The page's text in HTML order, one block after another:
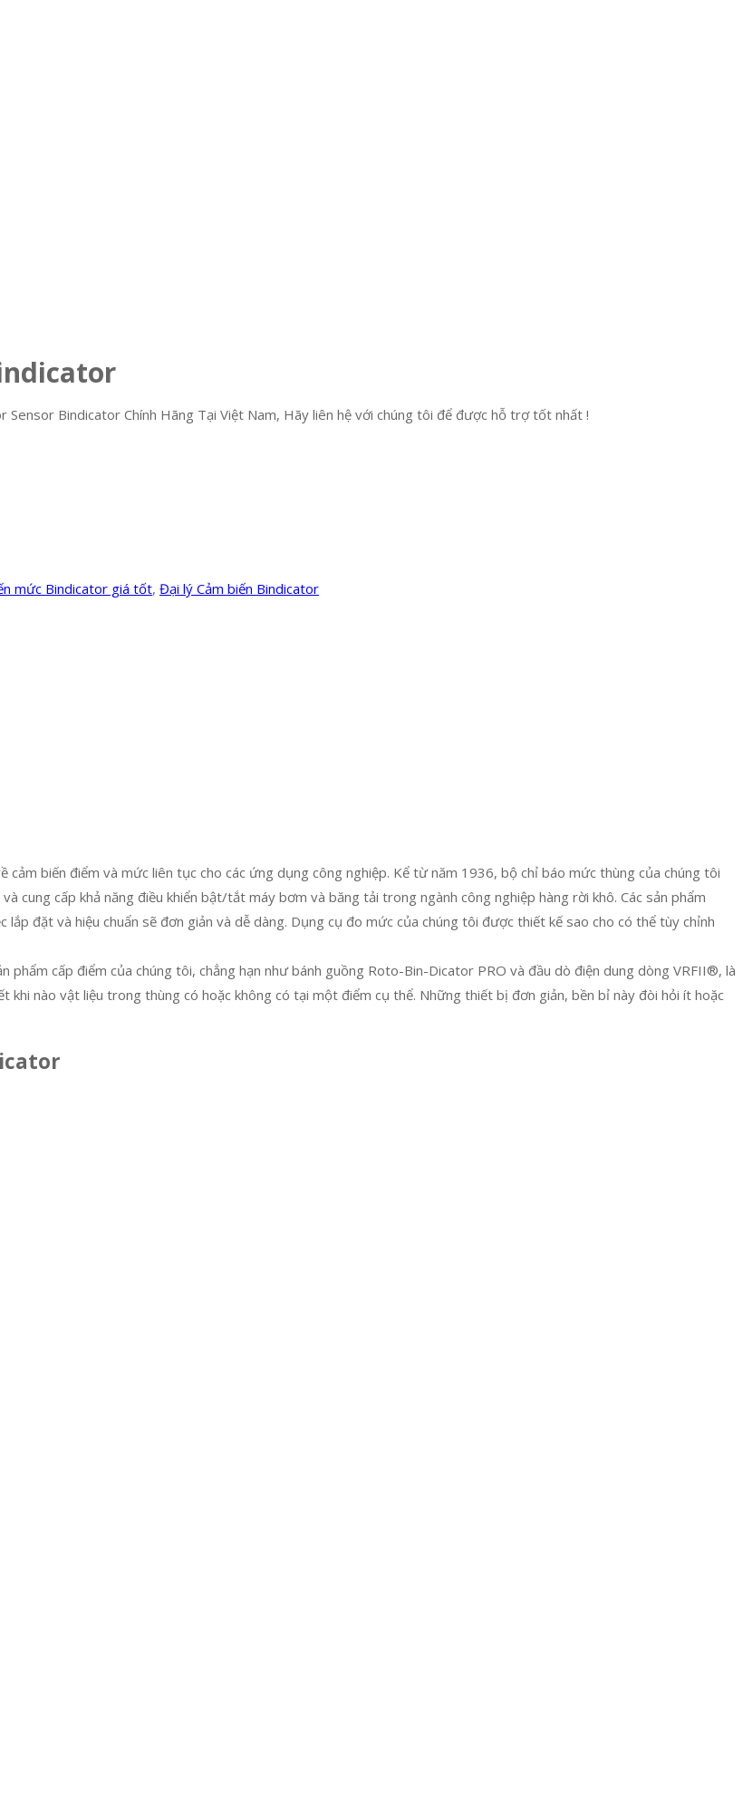
Sensor Bindicator Chính Hãng Tại Việt Nam, Hãy liên hệ với chúng tôi để được hỗ trợ tốt nhất !
mức Bindicator giá tốt, Đại lý Cảm biến Bindicator
biến điểm và mức liên tục cho các ứng dụng công nghiệp. Kể từ năm 1936, bộ chỉ báo mức thùng của chúng tôi
cung cấp khả năng điều khiển bật/tắt máy bơm và băng tải trong ngành công nghiệp hàng rời khô. Các sản phẩm
đặt và hiệu chuẩn sẽ đơn giản và dễ dàng. Dụng cụ đo mức của chúng tôi được thiết kế sao cho có thể tùy chỉnh
phẩm cấp điểm của chúng tôi, chẳng hạn như bánh guồng Roto-Bin-Dicator PRO và đầu dò điện dung dòng VRFII®, là
nào vật liệu trong thùng có hoặc không có tại một điểm cụ thể. Những thiết bị đơn giản, bền bỉ này đòi hỏi ít hoặc